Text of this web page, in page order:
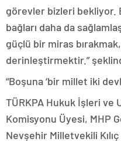
görevler bizleri bekliyor.
bağları daha da
güçlü bir miras
derinleştirmektir.”
“Boşuna ‘bir millet iki
TÜRKPA Hukuk İşleri ve
Komisyonu Üyesi, MHP
Nevşehir Milletvekili